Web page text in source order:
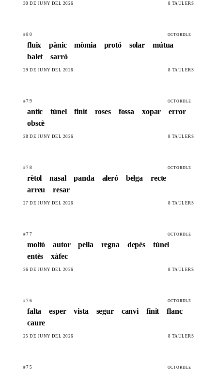
30 DE JUNY DEL 2026 8 TAULERS
#80 OCTORDLE
fluix pànic mòmia protó solar
mútua
balet
sarró
29 DE JUNY DEL 2026 8 TAULERS
#79 OCTORDLE
antic túnel finit roses fossa xopar
error
obscè
28 DE JUNY DEL 2026 8 TAULERS
#78 OCTORDLE
rètol nasal panda aleró belga
recte
arreu
resar
27 DE JUNY DEL 2026 8 TAULERS
#77 OCTORDLE
moltó autor pella regna depès
túnel
entès
xàfec
26 DE JUNY DEL 2026 8 TAULERS
#76 OCTORDLE
falta esper vista segur canvi finit
flanc
caure
25 DE JUNY DEL 2026 8 TAULERS
#75 OCTORDLE